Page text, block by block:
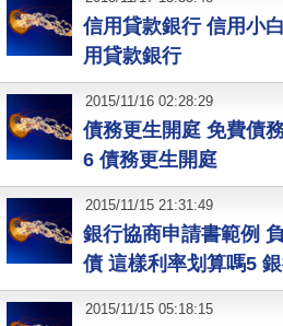
信用貸款銀行 信用小
用貸款銀行
債務更生開庭 免費債
6 債務更生開庭
2015/11/16 02:28:29
銀行協商申請書範例
債 這樣利率划算嗎5
2015/11/15 21:31:49
2015/11/15 05:18:15